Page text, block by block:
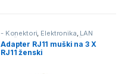
- Konektori, Elektronika, LAN
mreža & telefonska mreža
Adapter RJ11 muški na 3 X
RJ11 ženski